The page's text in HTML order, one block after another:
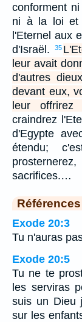
conforment
ni à la loi et
l'Eternel aux
d'Israël.
35
leur avait
d'autres
devant eux,
leur offrirez
craindrez
d'Egypte
étendu;
sacrifices.…
Exode 20:3
Tu n'auras
Exode 20:5
Tu ne te
les serviras
suis un Dieu
sur les